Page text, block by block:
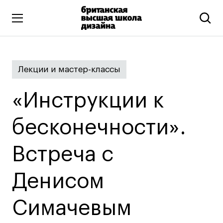
Искусство и дизайн
Бизнес и маркетинг
Все программы
Дополнительное образование
Коммуникационный и цифровой дизайн
Иллюстрация
Современное искусство
Мода и стиль
Лекции и мастер-классы
«Инструкции к
бесконечности».
Встреча с
Денисом
Симачевым